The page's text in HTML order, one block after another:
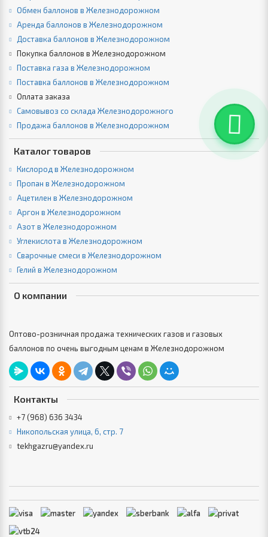
Обмен баллонов в Железнодорожном
Аренда баллонов в Железнодорожном
Доставка баллонов в Железнодорожном
Покупка баллонов в Железнодорожном
Поставка газа в Железнодорожном
Поставка баллонов в Железнодорожном
Оплата заказа
Самовывоз со склада Железнодорожного
Продажа баллонов в Железнодорожном
Каталог товаров
Кислород в Железнодорожном
Пропан в Железнодорожном
Ацетилен в Железнодорожном
Аргон в Железнодорожном
Азот в Железнодорожном
Углекислота в Железнодорожном
Сварочные смеси в Железнодорожном
Гелий в Железнодорожном
О компании
Оптово-розничная продажа технических газов и газовых
баллонов по очень выгодным ценам в Железнодорожном
Контакты
+7 (968) 636 3434
Никопольская улица, 6, стр. 7
tekhgazru@yandex.ru